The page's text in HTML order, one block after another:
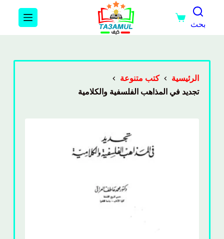
بحث
الرئيسية
كتب متنوعة
تجديد في المذاهب الفلسفية والكلامية